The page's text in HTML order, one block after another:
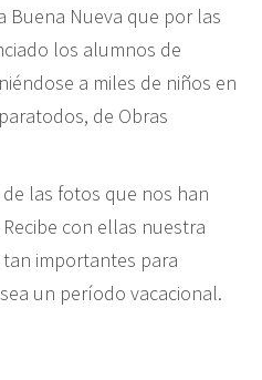
Buena Nueva que por las
los alumnos de
a miles de niños en
de Obras
las fotos que nos han
con ellas nuestra
importantes para
un período vacacional.